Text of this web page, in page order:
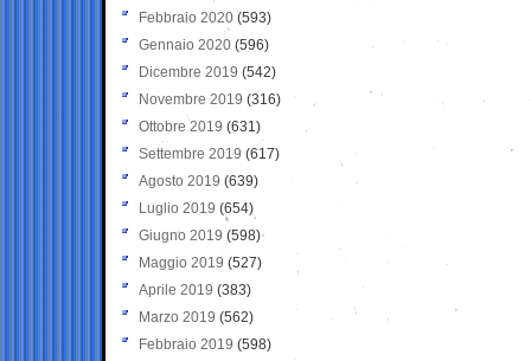
Febbraio 2020 (593)
Gennaio 2020 (596)
Dicembre 2019 (542)
Novembre 2019 (316)
Ottobre 2019 (631)
Settembre 2019 (617)
Agosto 2019 (639)
Luglio 2019 (654)
Giugno 2019 (598)
Maggio 2019 (527)
Aprile 2019 (383)
Marzo 2019 (562)
Febbraio 2019 (598)